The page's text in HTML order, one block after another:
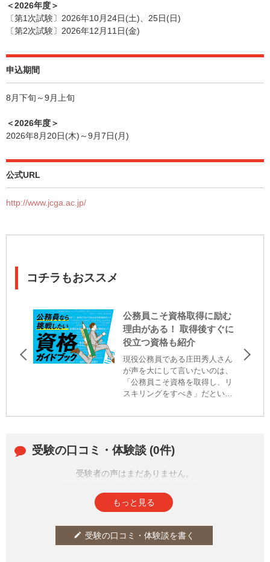
＜2026年度＞
〔第1次試験〕2026年10月24日(土)、25日(日)
〔第2次試験〕2026年12月11日(金)
申込期間
8月下旬～9月上旬
＜2026年度＞
2026年8月20日(木)～9月7日(月)
公式URL
http://www.jcga.ac.jp/
コチラもおススメ
公務員こそ資格取得に励む
理由がある！ 取得後すぐに
役立つ資格も紹介
現役公務員である庄田秀人さん
が声を大にして言いたいのは、
「公務員こそ資格を取得し、リ
スキリングをすべき」だという
得を強くススメるのか。理由を
もらいました。
受験の口コミ・体験談 (0件)
受験者の声はまだありません。
もっと見る
edit 受験の口コミ・体験談を書く